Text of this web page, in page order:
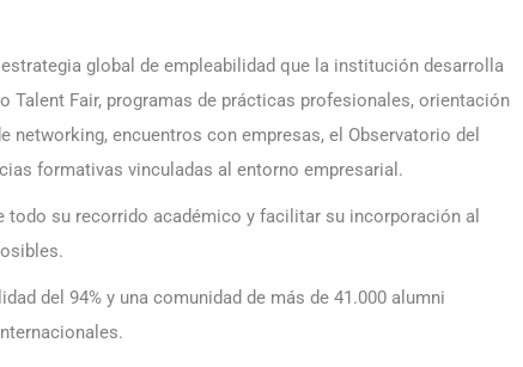
global de empleabilidad que la institución desarrolla
Talent Fair, programas de prácticas profesionales, orientación
networking, encuentros con empresas, el Observatorio del
formativas vinculadas al entorno empresarial.
todo su recorrido académico y facilitar su incorporación al
del 94% y una comunidad de más de 41.000 alumni